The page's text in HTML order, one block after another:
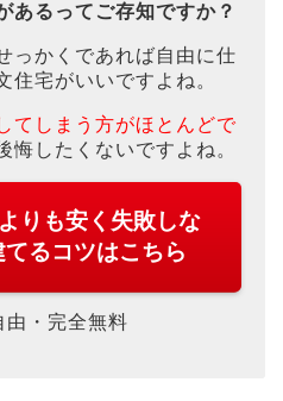
あるってご存知ですか？
っかくであれば自由に仕
住宅がいいですよね。
てしまう方がほとんどで
悔したくないですよね。
りも安く失敗しな
るコツはこちら
・完全無料